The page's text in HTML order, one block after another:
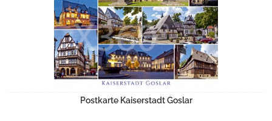
Postkarte Kaiserstadt Goslar